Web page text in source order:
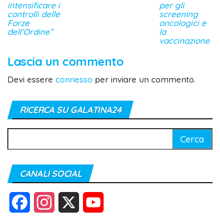
intensificare i
controlli delle
Forze
dell’Ordine”
per gli
screening
oncologici e
la
vaccinazione
Lascia un commento
Devi essere connesso per inviare un commento.
RICERCA SU GALATINA24
per:
CANALI SOCIAL